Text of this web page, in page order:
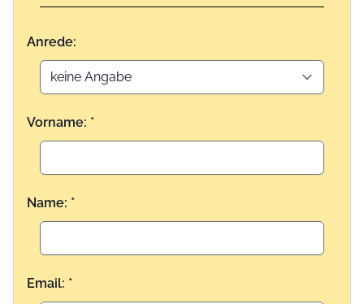
Anrede:
Vorname: *
Name: *
Email: *